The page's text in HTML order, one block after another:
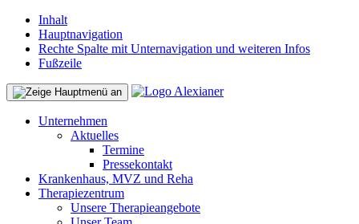
Inhalt
Hauptnavigation
Rechte Spalte mit Unternavigation und weiteren Infos
Fußzeile
Unternehmen
Aktuelles
Termine
Pressekontakt
Krankenhaus, MVZ und Reha
Therapiezentrum
Unsere Therapieangebote